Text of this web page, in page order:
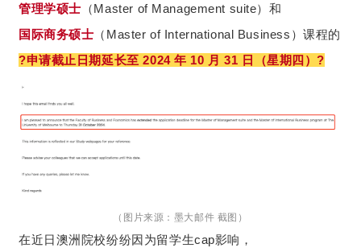
管理学硕士 （Master of Management suite）和
国际商务硕士 （Master of International Business）课程的
?申请截止日期延长至 2024 年 10 月 31 日（星期四）?
（图片来源：墨大邮件 截图）
在近日澳洲院校纷纷因为留学生cap影响，